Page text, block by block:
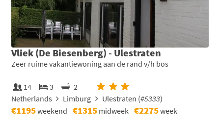
Vliek (De Biesenberg) - Ulestraten
Zeer ruime vakantiewoning aan de rand v/h bos
14 3
2
Netherlands
Limburg Ulestraten (#5333)
€1195weekend €1315 midweek €2275week